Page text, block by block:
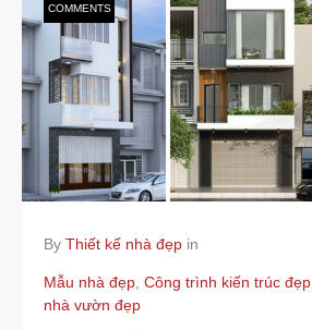
COMMENTS
By Thiết kế nhà đẹp in
Mẫu nhà đẹp Công trình kiến trúc đẹp
nhà vườn đẹp